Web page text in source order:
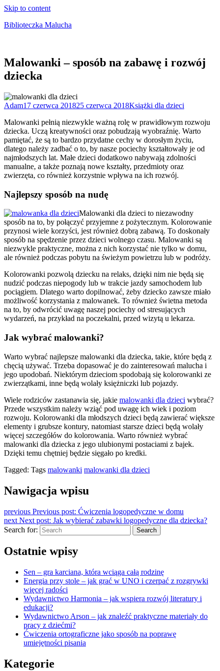
Skip to content
Biblioteczka Malucha
Malowanki – sposób na zabawę i rozwój
dziecka
Adam17 czerwca 201825 czerwca 2018Książki dla dzieci
Malowanki pełnią niezwykle ważną rolę w prawidłowym rozwoju
dziecka. Uczą kreatywności oraz pobudzają wyobraźnię. Warto
pamiętać, że są to bardzo przydatne cechy w dorosłym życiu,
dlatego należy zadbać o to, by nasze pociechy kształtowały je od
najmłodszych lat. Małe dzieci dodatkowo nabywają zdolności
manualne, a także poznają nowe kształty, przedmioty oraz
zwierzęta, co również korzystnie wpływa na ich rozwój.
Najlepszy sposób na nudę
Malowanki dla dzieci to niezawodny
sposób na to, by połączyć przyjemne z pożytecznym. Kolorowanie
przynosi wiele korzyści, jest również dobrą zabawą. To doskonały
sposób na spędzenie przez dzieci wolnego czasu. Malowanki są
niezwykle praktyczne, można z nich korzystać nie tylko w domu,
ale również podczas pobytu na świeżym powietrzu lub w podróży.
Kolorowanki pozwolą dziecku na relaks, dzięki nim nie będą się
nudzić podczas niepogody lub w trakcie jazdy samochodem lub
pociągiem. Dlatego warto dopilnować, żeby dziecko zawsze miało
możliwość korzystania z malowanek. To również świetna metoda
na to, by odwrócić uwagę naszej pociechy od stresujących
wydarzeń, na przykład na poczekalni, przed wizytą u lekarza.
Jak wybrać malowanki?
Warto wybrać najlepsze malowanki dla dziecka, takie, które będą z
chęcią używać. Trzeba dopasować je do zainteresowań malucha i
jego upodobań. Niektórym dzieciom spodobają się kolorowanki ze
zwierzątkami, inne będą wolały księżniczki lub pojazdy.
Wiele rodziców zastanawia się, jakie malowanki dla dzieci wybrać?
Przede wszystkim należy wziąć pod uwagę ich wiek i poziom
rozwoju. Kolorowanki dla młodszych dzieci będą zawierać większe
elementy i grubsze kontury, natomiast starsze dzieci będą wolały
więcej szczegółów do kolorowania. Warto również wybrać
malowanki dla dziecka z jego ulubionymi postaciami z bajek.
Dzięki temu chętniej będzie sięgało po kredki.
Tagged: Tags malowanki malowanki dla dzieci
Nawigacja wpisu
previous Previous post: Ćwiczenia logopedyczne w domu
next Next post: Jak wybierać zabawki logopedyczne dla dziecka?
Search for:
Search
Ostatnie wpisy
Sen – gra karciana, która wciąga całą rodzinę
Energia przy stole – jak grać w UNO i czerpać z rozgrywki
więcej radości
Wydawnictwo Harmonia – jak wspiera rozwój literatury i
edukacji?
Wydawnictwo Arson – jak znaleźć praktyczne materiały do
pracy z dziećmi?
Ćwiczenia ortograficzne jako sposób na poprawę
umiejętności pisania
Kategorie